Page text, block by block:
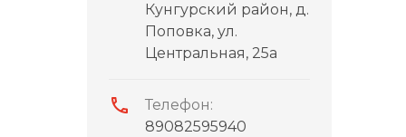
Кунгурский район, д.
Поповка, ул.
Центральная, 25а
Телефон:
89082595940